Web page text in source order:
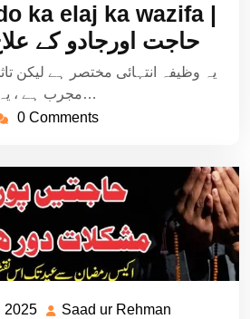
2025
Rehman
ka elaj ka wazifa |
حاجت اورجادو کے
یہ وظیفہ انتہائی مختصر ہے لیکن
مجرب ہے ، یہ…
0 Comments
2025 MarchSaad ur Rehman